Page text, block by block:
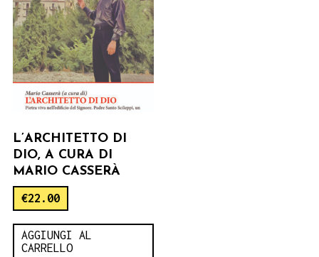
L’ARCHITETTO DI
DIO, A CURA DI
MARIO CASSERÀ
€22.00
AGGIUNGI AL
CARRELLO